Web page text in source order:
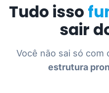
Tudo isso
sair
Você não sai só com
estrutura